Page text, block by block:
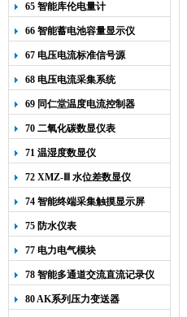
65 智能库伦电量计
66 智能蓄电池容量显示仪
67 电压电流标准信号源
68 电压电流采集系统
69 同仁堂温度电流控制器
70 二氧化碳数显仪表
71 温湿度数显仪
72 XMZ-Ⅲ 水位差数显仪
74 智能终端采集触摸显示屏
75 防水仪表
77 电力电气模块
78 智能多通道交流直流记录仪
80 AK系列压力变送器